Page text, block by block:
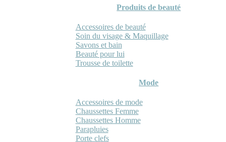
Produits de beauté
Accessoires de beauté
Soin du visage & Maquillage
Savons et bain
Beauté pour lui
Trousse de toilette
Mode
Accessoires de mode
Chaussettes Femme
Chaussettes Homme
Parapluies
Porte clefs